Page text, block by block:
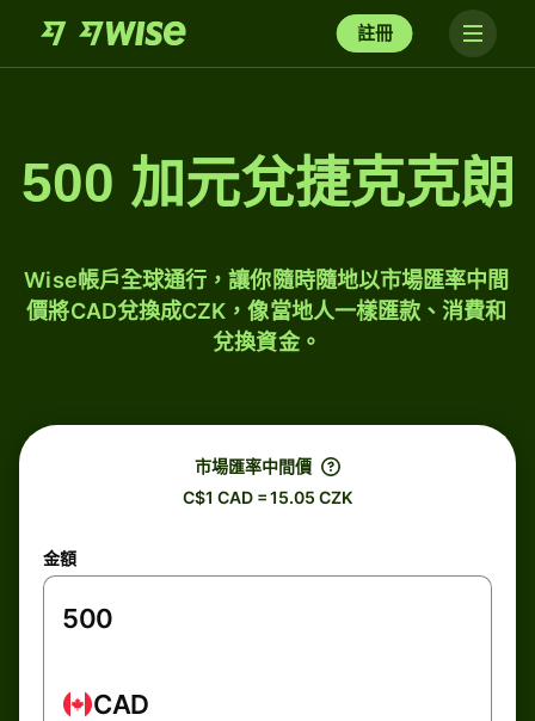
註冊
500 加元兌捷克克朗
Wise帳戶全球通行，讓你隨時隨地以市場匯率中間
價將CAD兌換成CZK，像當地人一樣匯款、消費和
兌換資金。
市場匯率中間價
C$1 CAD = 15.05 CZK
金額
CAD